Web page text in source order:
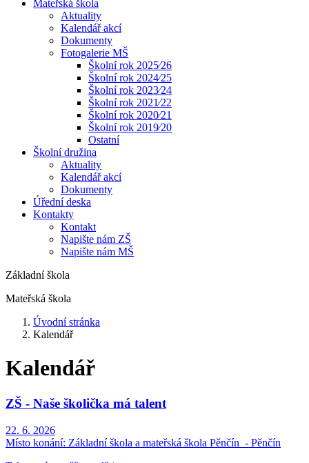
Mateřská škola
Aktuality
Kalendář akcí
Dokumenty
Fotogalerie MŠ
Školní rok 2025⁄26
Školní rok 2024⁄25
Školní rok 2023⁄24
Školní rok 2021⁄22
Školní rok 2020⁄21
Školní rok 2019⁄20
Ostatní
Školní družina
Aktuality
Kalendář akcí
Dokumenty
Úřední deska
Kontakty
Kontakt
Napište nám ZŠ
Napište nám MŠ
Základní škola
Mateřská škola
Úvodní stránka
Kalendář
Kalendář
ZŠ - Naše školička má talent
22. 6. 2026
Místo konání: Základní škola a mateřská škola Pěnčín ​​ - Pěnčín